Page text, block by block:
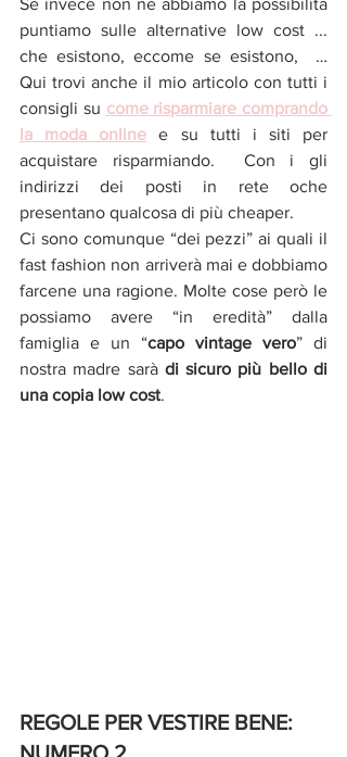
puntiamo sulle alternative low cost ...
che esistono, eccome se esistono,  …
Qui trovi anche il mio articolo con tutti i
consigli su come risparmiare comprando
la moda online e su tutti i siti per
acquistare risparmiando.  Con i gli
indirizzi dei posti in rete oche
presentano qualcosa di più cheaper.
Ci sono comunque “dei pezzi” ai quali il
fast fashion non arriverà mai e dobbiamo
farcene una ragione. Molte cose però le
possiamo avere “in eredità” dalla
famiglia e un “capo vintage vero” di
nostra madre sarà di sicuro più bello di
una copia low cost.
REGOLE PER VESTIRE BENE: